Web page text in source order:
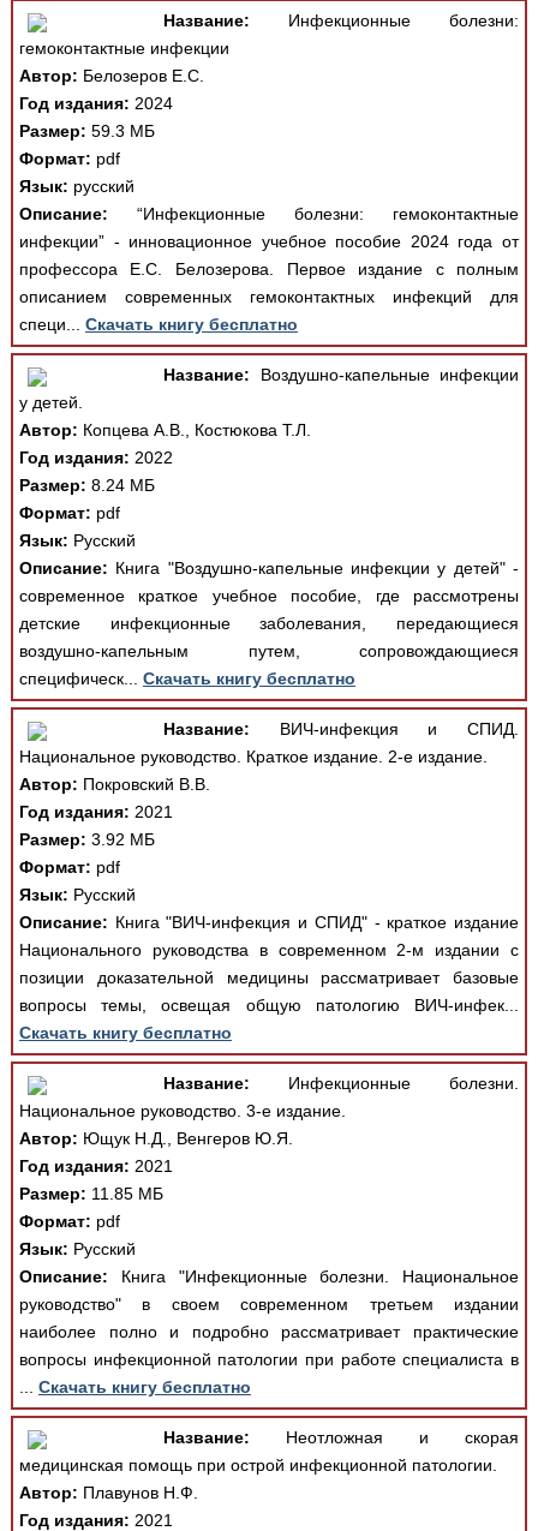
Название: Инфекционные болезни:
гемоконтактные инфекции
Автор: Белозеров Е.С.
Год издания: 2024
Размер: 59.3 МБ
Формат: pdf
Язык: русский
Описание: “Инфекционные болезни: гемоконтактные
инфекции” - инновационное учебное пособие 2024 года от
профессора Е.С. Белозерова. Первое издание с полным
описанием современных гемоконтактных инфекций для
специ... Скачать книгу бесплатно
Название: Воздушно-капельные инфекции
у детей.
Автор: Копцева А.В., Костюкова Т.Л.
Год издания: 2022
Размер: 8.24 МБ
Формат: pdf
Язык: Русский
Описание: Книга "Воздушно-капельные инфекции у детей" -
современное краткое учебное пособие, где рассмотрены
детские инфекционные заболевания, передающиеся
воздушно-капельным путем, сопровождающиеся
специфическ... Скачать книгу бесплатно
Название: ВИЧ-инфекция и СПИД.
Национальное руководство. Краткое издание. 2-е издание.
Автор: Покровский В.В.
Год издания: 2021
Размер: 3.92 МБ
Формат: pdf
Язык: Русский
Описание: Книга "ВИЧ-инфекция и СПИД" - краткое издание
Национального руководства в современном 2-м издании с
позиции доказательной медицины рассматривает базовые
вопросы темы, освещая общую патологию ВИЧ-инфек...
Скачать книгу бесплатно
Название: Инфекционные болезни.
Национальное руководство. 3-е издание.
Автор: Ющук Н.Д., Венгеров Ю.Я.
Год издания: 2021
Размер: 11.85 МБ
Формат: pdf
Язык: Русский
Описание: Книга "Инфекционные болезни. Национальное
руководство" в своем современном третьем издании
наиболее полно и подробно рассматривает практические
вопросы инфекционной патологии при работе специалиста в
Скачать книгу бесплатно
Название: Неотложная и скорая
медицинская помощь при острой инфекционной патологии.
Автор: Плавунов Н.Ф.
Год издания: 2021